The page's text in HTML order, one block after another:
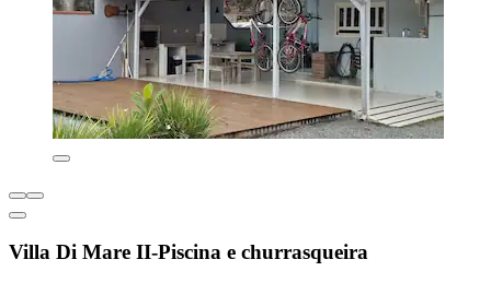
Villa Di Mare II-Piscina e churrasqueira